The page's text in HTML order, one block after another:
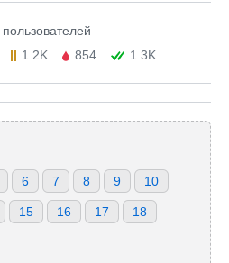
пользователей
1.2K 854 1.3K
6 7 8 9 10
15 16 17 18